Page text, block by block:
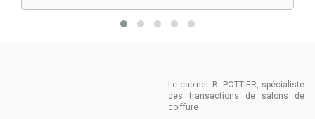
Le cabinet B. POTTIER, spécialiste
des transactions de salons de
coiffure